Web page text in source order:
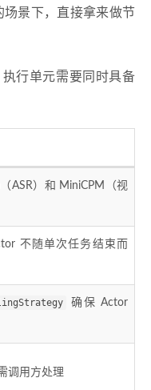
景下，直接拿来做节
行单元需要同时具备
ASR）和 MiniCPM（视
不随单次任务结束而
确保 Actor
调用方处理